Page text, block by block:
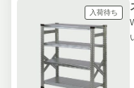
入荷待ち